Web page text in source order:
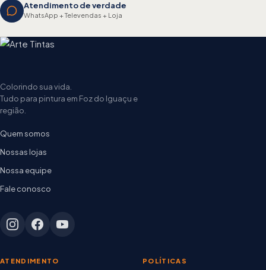
Atendimento de verdade
WhatsApp + Televendas + Loja
Colorindo sua vida.
Tudo para pintura em Foz do Iguaçu e
região.
Quem somos
Nossas lojas
Nossa equipe
Fale conosco
ATENDIMENTO POLÍTICAS